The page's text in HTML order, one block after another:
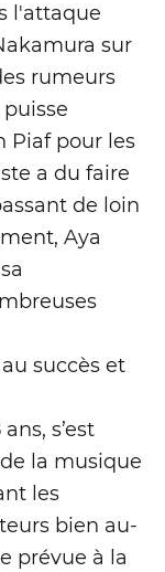
l'attaque
sur
rumeurs
Piaf pour les
a du faire
de loin
Aya
succès et
s’est
la musique
les
bien au-
prévue à la